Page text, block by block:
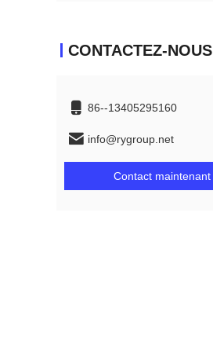
CONTACTEZ-NOUS
86--13405295160
info@rygroup.net
Contact maintenant